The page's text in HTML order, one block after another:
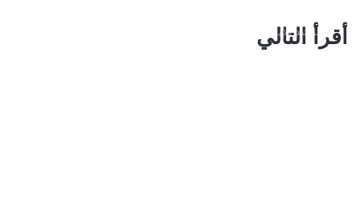
أقرأ التالي
«المرشد الإيراني» يشعل العالم